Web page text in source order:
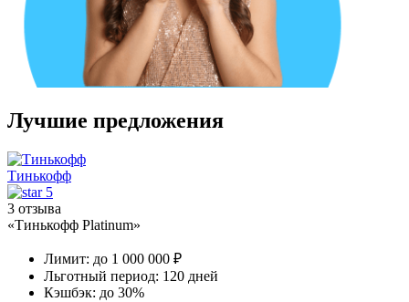
Лучшие предложения
Тинькофф
5
3 отзыва
«Тинькофф Platinum»
Лимит: до 1 000 000 ₽
Льготный период: 120 дней
Кэшбэк: до 30%